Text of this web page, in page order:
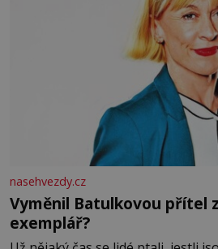
nasehvezdy.cz
Vyměnil Batulkovou přítel
exemplář?